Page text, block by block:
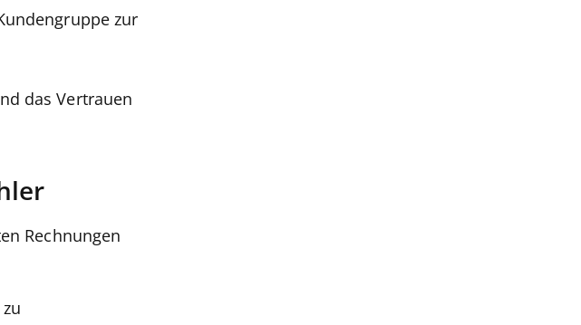
zur
das Vertrauen
Rechnungen